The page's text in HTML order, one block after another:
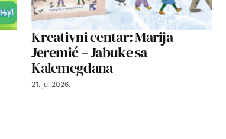
Kreativni centar: Marija
Jeremić – Jabuke sa
Kalemegdana
21. jul 2026.